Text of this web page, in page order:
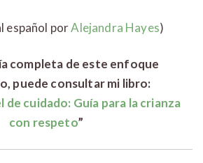
español porAlejandra Hayes)
completa de este enfoque
puede consultar mi libro:
cuidado: Guía para la crianza
con respeto”